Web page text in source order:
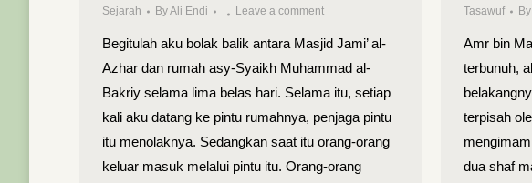
Sejarah ByAli Endi Leave a comment
Begitulah aku bolak balik antara Masjid Jami’ al-
Azhar dan rumah asy-Syaikh Muhammad al-
Bakriy selama lima belas hari. Selama itu, setiap
kali aku datang ke pintu rumahnya, penjaga pintu
itu menolaknya. Sedangkan saat itu orang-orang
keluar masuk melalui pintu itu. Orang-orang
Tasawuf By
Amr bin
terbunuh,
terpisah
dua shaf